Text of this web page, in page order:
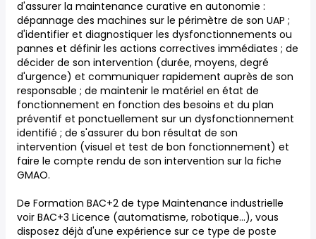
d'assurer la maintenance curative en autonomie :
dépannage des machines sur le périmètre de son UAP ;
d'identifier et diagnostiquer les dysfonctionnements ou
pannes et définir les actions correctives immédiates ; de
décider de son intervention (durée, moyens, degré
d'urgence) et communiquer rapidement auprès de son
responsable ; de maintenir le matériel en état de
fonctionnement en fonction des besoins et du plan
préventif et ponctuellement sur un dysfonctionnement
identifié ; de s'assurer du bon résultat de son
intervention (visuel et test de bon fonctionnement) et
faire le compte rendu de son intervention sur la fiche
GMAO.
De Formation BAC+2 de type Maintenance industrielle
voir BAC+3 Licence (automatisme, robotique…), vous
disposez déjà d'une expérience sur ce type de poste